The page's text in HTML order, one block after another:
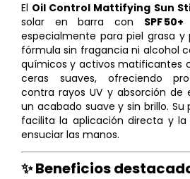
El Oil Control Mattifying Sun
solar en barra con SPF
especialmente para piel grasa y
fórmula sin fragancia ni alcohol
químicos y activos matificantes
ceras suaves, ofreciendo
contra rayos UV y absorción de
un acabado suave y sin brillo.
facilita la aplicación directa y la
ensuciar las manos.
✨ Beneficios